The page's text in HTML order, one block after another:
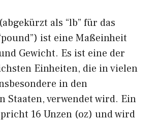
als “lb” für das
ist eine Maßeinheit
Gewicht. Es ist eine der
Einheiten, die in vielen
in den
Staaten, verwendet wird. Ein
16 Unzen (oz) und wird